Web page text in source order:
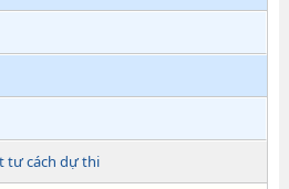
tư cách dự thi